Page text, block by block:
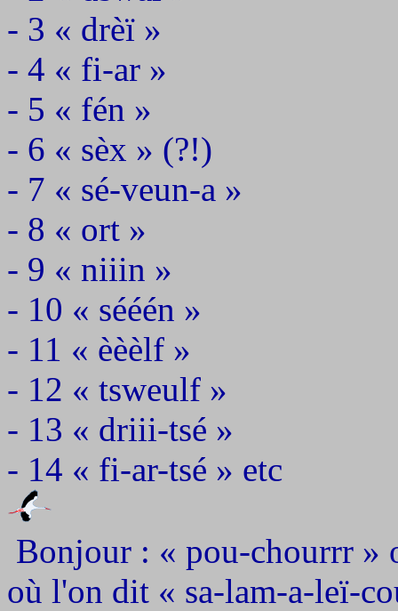
- 3 « drèï »
- 4 « fi-ar »
- 5 « fén »
- 6 « sèx » (?!)
- 7 « sé-veun-a »
- 8 « ort »
- 9 « niiin »
- 10 « sééén »
- 11 « èèèlf »
- 12 « tsweulf »
- 13 « driii-tsé »
- 14 « fi-ar-tsé » etc
Bonjour : « pou-chourrr »
où l'on dit « sa-lam-a-leï-